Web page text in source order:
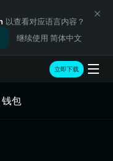
以查看对应语言内容？
继续使用 简体中文
立即下载
包